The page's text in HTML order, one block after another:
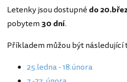
Letenky jsou dostupné do
pobytem30 dní.
Příkladem můžou být následující
25.ledna - 18.února